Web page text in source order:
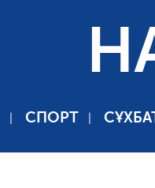
СПОРТ